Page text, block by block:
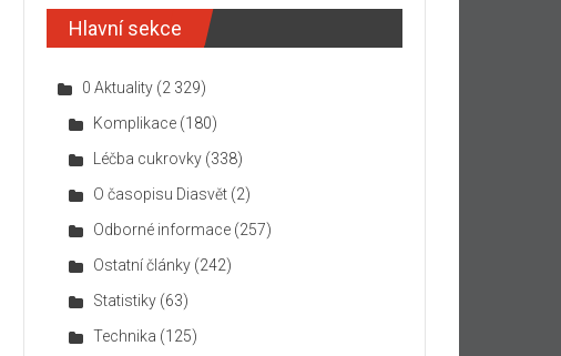
Hlavní sekce
0 Aktuality (2 329)
Komplikace (180)
Léčba cukrovky (338)
O časopisu Diasvět (2)
Odborné informace (257)
Ostatní články (242)
Statistiky (63)
Technika (125)